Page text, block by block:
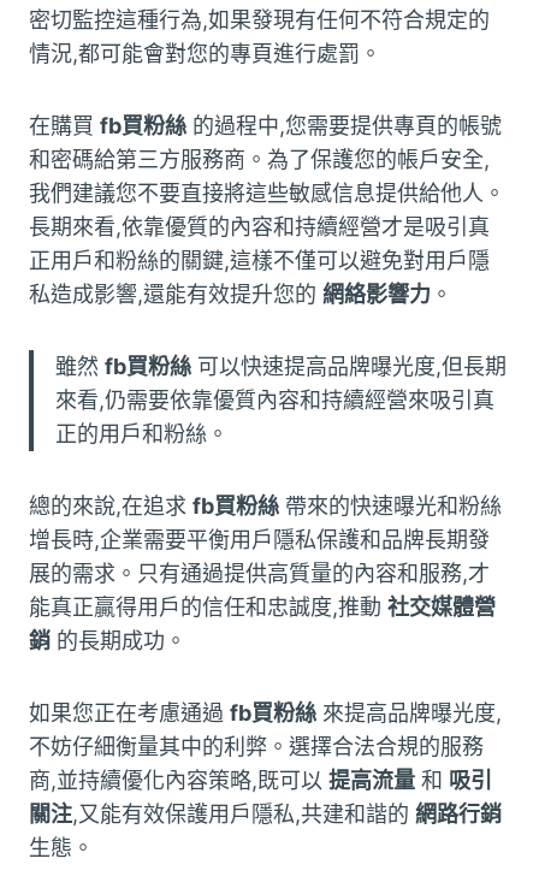
密切監控這種行為,如果發現有任何不符合規定的
情況,都可能會對您的專頁進行處罰。
在購買 fb買粉絲 的過程中,您需要提供專頁的帳號
和密碼給第三方服務商。為了保護您的帳戶安全,
我們建議您不要直接將這些敏感信息提供給他人。
長期來看,依靠優質的內容和持續經營才是吸引真
正用戶和粉絲的關鍵,這樣不僅可以避免對用戶隱
私造成影響,還能有效提升您的 網絡影響力 。
雖然 fb買粉絲 可以快速提高品牌曝光度,但長期
來看,仍需要依靠優質內容和持續經營來吸引真
正的用戶和粉絲。
總的來說,在追求 fb買粉絲 帶來的快速曝光和粉絲
增長時,企業需要平衡用戶隱私保護和品牌長期發
展的需求。只有通過提供高質量的內容和服務,才
能真正贏得用戶的信任和忠誠度,推動 社交媒體營
銷 的長期成功。
如果您正在考慮通過 fb買粉絲 來提高品牌曝光度,
不妨仔細衡量其中的利弊。選擇合法合規的服務
商,並持續優化內容策略,既可以 提高流量 和 吸引
關注,又能有效保護用戶隱私,共建和諧的 網路行銷
生態。